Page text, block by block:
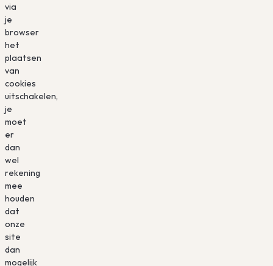
via
je
browser
het
plaatsen
van
cookies
uitschakelen,
je
moet
er
dan
wel
rekening
mee
houden
dat
onze
site
dan
mogelijk